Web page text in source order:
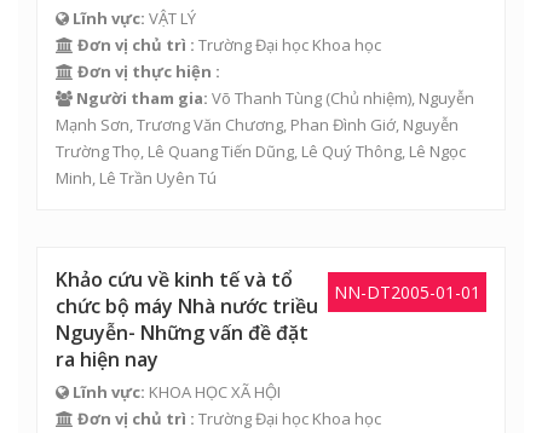
Lĩnh vực: VẬT LÝ
Đơn vị chủ trì : Trường Đại học Khoa học
Đơn vị thực hiện :
Người tham gia: Võ Thanh Tùng (Chủ nhiệm), Nguyễn
Mạnh Sơn,Trương Văn Chương, Phan Đình Giớ, Nguyễn
Trường Thọ, Lê Quang Tiến Dũng, Lê Quý Thông, Lê Ngọc
Minh, Lê Trần Uyên Tú
NN-DT2005-01-01
Khảo cứu về kinh tế và tổ
chức bộ máy Nhà nước triều
Nguyễn- Những vấn đề đặt
ra hiện nay
Lĩnh vực: KHOA HỌC XÃ HỘI
Đơn vị chủ trì : Trường Đại học Khoa học